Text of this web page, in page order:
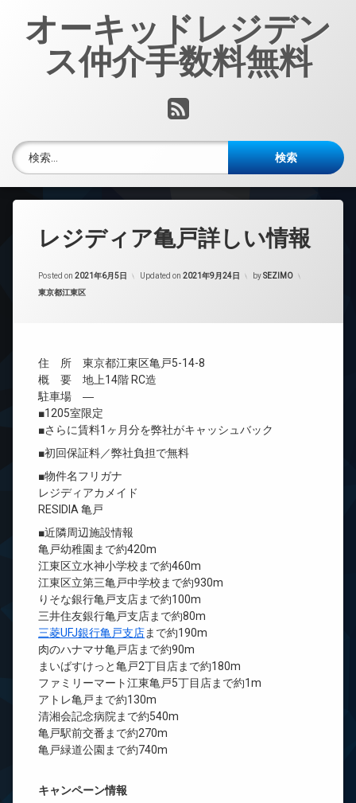
オーキッドレジデン
ス仲介手数料無料
RSS
検索:
レジディア亀戸詳しい情報
Posted on 2021年6月5日 Updated on 2021年9月24日 bySEZIMO
カテゴリー:
東京都江東区
住 所 東京都江東区亀戸5-14-8
概 要 地上14階 RC造
駐車場 ―
■1205室限定
■さらに賃料1ヶ月分を弊社がキャッシュバック
■初回保証料／弊社負担で無料
■物件名フリガナ
レジディアカメイド
RESIDIA 亀戸
■近隣周辺施設情報
亀戸幼稚園まで約420m
江東区立水神小学校まで約460m
江東区立第三亀戸中学校まで約930m
りそな銀行亀戸支店まで約100m
三井住友銀行亀戸支店まで約80m
三菱UFJ銀行亀戸支店まで約190m
肉のハナマサ亀戸店まで約90m
まいばすけっと亀戸2丁目店まで約180m
ファミリーマート江東亀戸5丁目店まで約1m
アトレ亀戸まで約130m
清湘会記念病院まで約540m
亀戸駅前交番まで約270m
亀戸緑道公園まで約740m
キャンペーン情報